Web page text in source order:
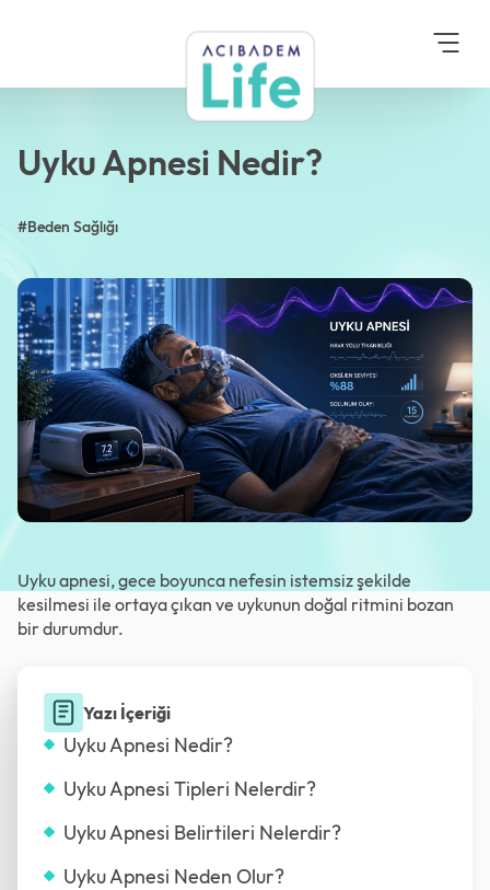
Beden Sağlığı
Uyku Apnesi Nedir?
#Beden Sağlığı
Uyku apnesi, gece boyunca nefesin istemsiz şekilde
kesilmesi ile ortaya çıkan ve uykunun doğal ritmini bozan
bir durumdur.
Yazı İçeriği
Uyku Apnesi Nedir?
Uyku Apnesi Tipleri Nelerdir?
Uyku Apnesi Belirtileri Nelerdir?
Uyku Apnesi Neden Olur?